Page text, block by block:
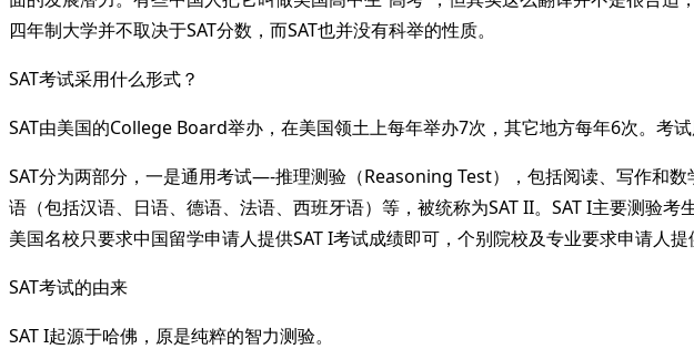
四年制大学并不取决于SAT分数，而SAT也并没有科举的性质。
SAT考试采用什么形式？
SAT由美国的College Board举办，在美国领土上每年举办7次，其它地方每年6次。考试
SAT分为两部分，一是通用考试—-推理测验（Reasoning Test），包括阅读、写作和
语（包括汉语、日语、德语、法语、西班牙语）等，被统称为SAT II。SAT I主要测验
美国名校只要求中国留学申请人提供SAT I考试成绩即可，个别院校及专业要求申请人提
SAT考试的由来
SAT I起源于哈佛，原是纯粹的智力测验。